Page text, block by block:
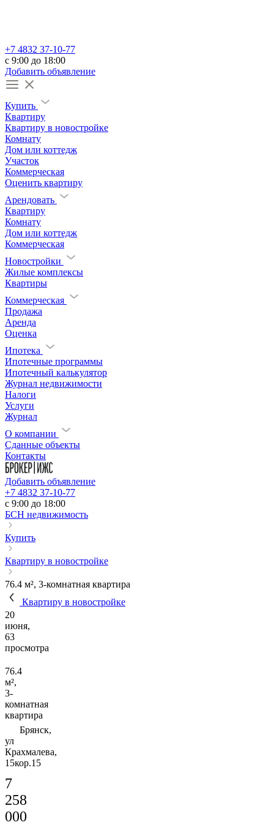
+7 4832 37-10-77
c 9:00 до 18:00
Добавить объявление
Купить
Квартиру
Квартиру в новостройке
Комнату
Дом или коттедж
Участок
Коммерческая
Оценить квартиру
Арендовать
Квартиру
Комнату
Дом или коттедж
Коммерческая
Новостройки
Жилые комплексы
Квартиры
Коммерческая
Продажа
Аренда
Оценка
Ипотека
Ипотечные программы
Ипотечный калькулятор
Журнал недвижимости
Налоги
Услуги
Журнал
О компании
Сданные объекты
Контакты
Добавить объявление
+7 4832 37-10-77
c 9:00 до 18:00
БСН недвижимость
Купить
Квартиру в новостройке
76.4 м², 3-комнатная квартира
Квартиру в новостройке
20
июня,
63
просмотра
76.4
м²,
3-
комнатная
квартира
Брянск,
ул
Крахмалева,
15кор.15
7
258
000